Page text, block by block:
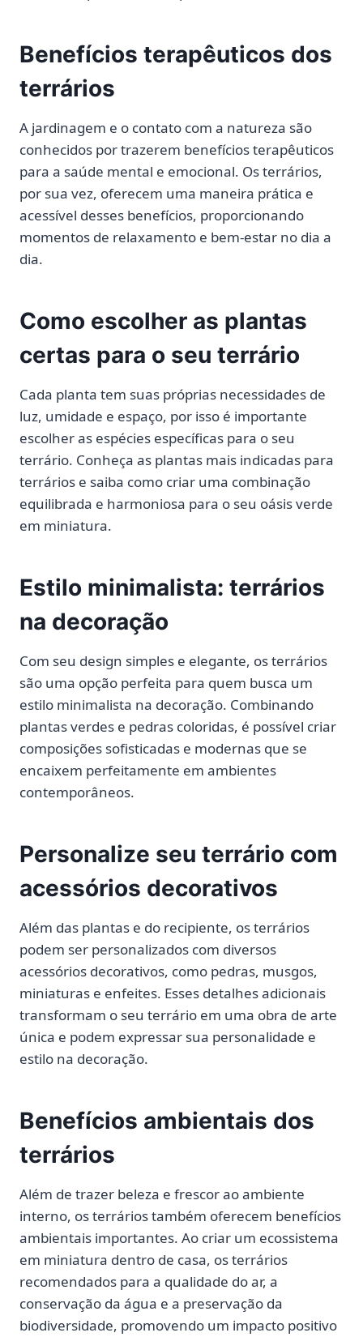
Benefícios terapêuticos dos
terrários
A jardinagem e o contato com a natureza são
conhecidos por trazerem benefícios terapêuticos
para a saúde mental e emocional. Os terrários,
por sua vez, oferecem uma maneira prática e
acessível desses benefícios, proporcionando
momentos de relaxamento e bem-estar no dia a
dia.
Como escolher as plantas
certas para o seu terrário
Cada planta tem suas próprias necessidades de
luz, umidade e espaço, por isso é importante
escolher as espécies específicas para o seu
terrário. Conheça as plantas mais indicadas para
terrários e saiba como criar uma combinação
equilibrada e harmoniosa para o seu oásis verde
em miniatura.
Estilo minimalista: terrários
na decoração
Com seu design simples e elegante, os terrários
são uma opção perfeita para quem busca um
estilo minimalista na decoração. Combinando
plantas verdes e pedras coloridas, é possível criar
composições sofisticadas e modernas que se
encaixem perfeitamente em ambientes
contemporâneos.
Personalize seu terrário com
acessórios decorativos
Além das plantas e do recipiente, os terrários
podem ser personalizados com diversos
acessórios decorativos, como pedras, musgos,
miniaturas e enfeites. Esses detalhes adicionais
transformam o seu terrário em uma obra de arte
única e podem expressar sua personalidade e
estilo na decoração.
Benefícios ambientais dos
terrários
Além de trazer beleza e frescor ao ambiente
interno, os terrários também oferecem benefícios
ambientais importantes. Ao criar um ecossistema
em miniatura dentro de casa, os terrários
recomendados para a qualidade do ar, a
conservação da água e a preservação da
biodiversidade, promovendo um impacto positivo